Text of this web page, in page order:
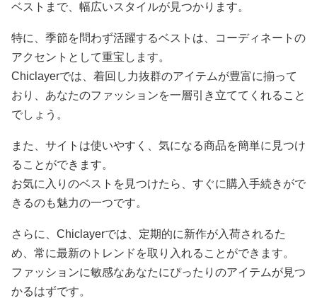
ベストまで、幅広いスタイルが見つかります。
特に、季節を問わず活躍するベストは、コーディネートの
アクセントとして重宝します。
Chiclayerでは、着回し力抜群のアイテムが豊富に揃って
おり、あなたのファッションを一層引き立ててくれること
でしょう。
また、サイトは使いやすく、気になる商品を簡単に見つけ
ることができます。
お気に入りのベストを見つけたら、すぐに購入手続きがで
きるのも魅力の一つです。
さらに、Chiclayerでは、定期的に新作が入荷されるた
め、常に最新のトレンドを取り入れることができます。
ファッションに敏感なあなたにぴったりのアイテムが見つ
かるはずです。